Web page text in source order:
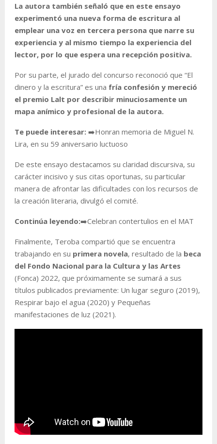
La autora también señaló que en este ensayo
experimentó una nueva forma de escritura al
emplear una voz en tercera persona que narre su
experiencia y al mismo tiempo la experiencia del
lector, por lo que espera una recepción positiva.
Por su parte, el jurado del concurso reconoció que “El
dinero y la escritura” es una fría confesión y mereció
el premio Lalt por describir minuciosamente un
mapa anímico y profesional de la autora.
Te puede interesar: ➡️Honran memoria de Miguel N.
Lira, en su 59 aniversario luctuoso
De este ensayo destacamos su claridad discursiva, su
carácter incisivo y sus citas oportunas, su particular
manera de afrontar las dificultades con los recursos de
la creación literaria, divulgó el comité.
Continúa leyendo:➡️Celebran contertulios en el MAT
Finalmente, Teroba compartió que se encuentra
trabajando en su primera novela, resultado de la beca
del Fondo Nacional para la Cultura y las Artes
(Fonca) 2022, que próximamente se sumará a sus
títulos publicados previamente: Un lugar seguro (2019),
Respirar bajo el agua (2020) y Pequeñas
manifestaciones de luz (2021).